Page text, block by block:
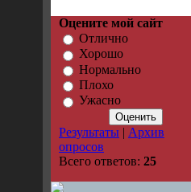
Оцените мой сайт
Отлично
Хорошо
Нормально
Плохо
Ужасно
Результаты | Архив
опросов
Всего ответов: 25